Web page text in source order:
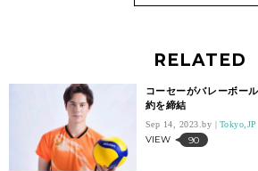
RELATED
コーセーがバレーボー
約を締結
Sep 14, 2023. Tokyo,JP
VIEW 90